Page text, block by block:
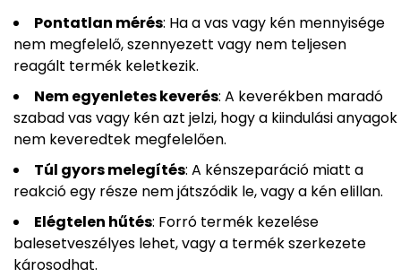
Pontatlan mérés: Ha a vas vagy kén mennyisége
nem megfelelő, szennyezett vagy nem teljesen
reagált termék keletkezik.
Nem egyenletes keverés: A keverékben maradó
szabad vas vagy kén azt jelzi, hogy a kiindulási anyagok
nem keveredtek megfelelően.
Túl gyors melegítés: A kénszeparáció miatt a
reakció egy része nem játszódik le, vagy a kén elillan.
Elégtelen hűtés: Forró termék kezelése
balesetveszélyes lehet, vagy a termék szerkezete
károsodhat.